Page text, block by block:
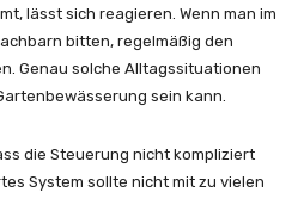
lässt sich reagieren. Wenn man im
bitten, regelmäßig den
Genau solche Alltagssituationen
sein kann.
die Steuerung nicht kompliziert
System sollte nicht mit zu vielen